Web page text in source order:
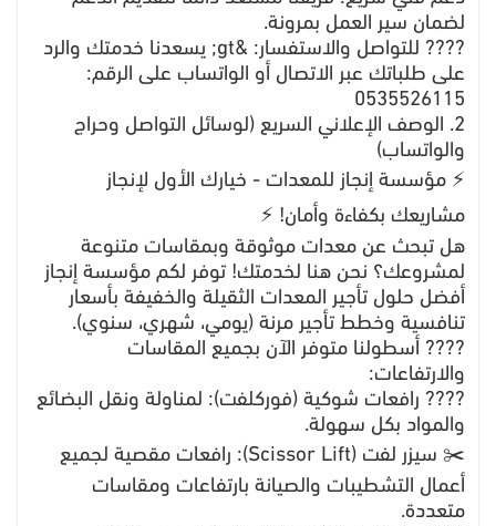
لضمان سير العمل بمرونة.
​???? للتواصل والاستفسار: &gt; يسعدنا خدمتك والرد
على طلباتك عبر الاتصال أو الواتساب على الرقم:
0535526115
​2. الوصف الإعلاني السريع (لوسائل التواصل وحراج
والواتساب)
​⚡ مؤسسة إنجاز للمعدات - خيارك الأول لإنجاز
مشاريعك بكفاءة وأمان! ⚡
​هل تبحث عن معدات موثوقة وبمقاسات متنوعة
لمشروعك؟ نحن هنا لخدمتك! توفر لكم مؤسسة إنجاز
أفضل حلول تأجير المعدات الثقيلة والخفيفة بأسعار
تنافسية وخطط تأجير مرنة (يومي، شهري، سنوي).
​????️ أسطولنا متوفر الآن بجميع المقاسات
والارتفاعات:
​???? رافعات شوكية (فوركلفت): لمناولة ونقل البضائع
والمواد بكل سهولة.
​✂️ سيزر لفت (Scissor Lift): رافعات مقصية لجميع
أعمال التشطيبات والصيانة بارتفاعات ومقاسات
متعددة.